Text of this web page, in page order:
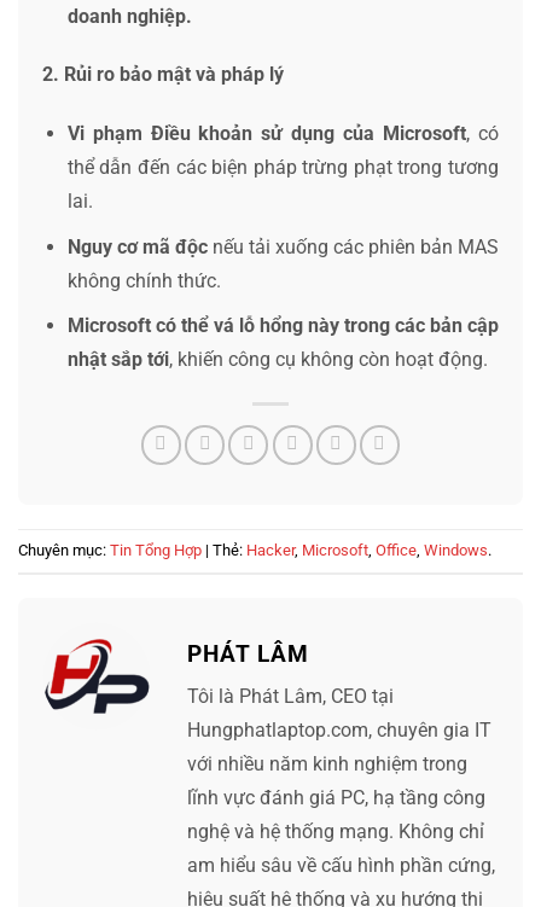
doanh nghiệp.
2. Rủi ro bảo mật và pháp lý
Vi phạm Điều khoản sử dụng của Microsoft, có
thể dẫn đến các biện pháp trừng phạt trong tương
lai.
Nguy cơ mã độcnếu tải xuống các phiên bản MAS
không chính thức.
Microsoft có thể vá lỗ hổng này trong các bản cập
nhật sắp tới, khiến công cụ không còn hoạt động.
Chuyên mục: Tin Tổng Hợp | Thẻ: Hacker, Microsoft Office Windows.
PHÁT LÂM
Tôi là Phát Lâm, CEO tại
Hungphatlaptop.com, chuyên gia IT
với nhiều năm kinh nghiệm trong
lĩnh vực đánh giá PC, hạ tầng công
nghệ và hệ thống mạng. Không chỉ
am hiểu sâu về cấu hình phần cứng,
hiệu suất hệ thống và xu hướng thị